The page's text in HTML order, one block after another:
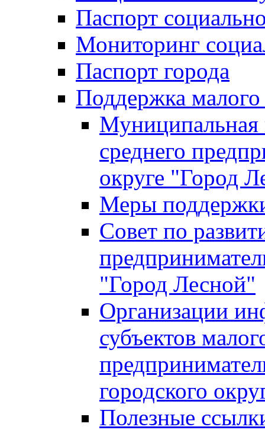
Паспорт
Мониторинг
Паспорт города
Поддержка малого
Муниципальная
среднего
округе "Город
Меры
Совет по
"Город Лесной"
Организации
субъектов
городского
Полезные